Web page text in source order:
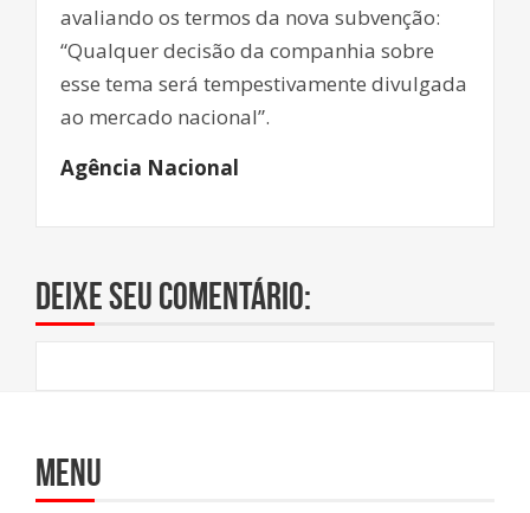
avaliando os termos da nova subvenção:
“Qualquer decisão da companhia sobre
esse tema será tempestivamente divulgada
ao mercado nacional”.
Agência Nacional
Deixe seu comentário:
Menu